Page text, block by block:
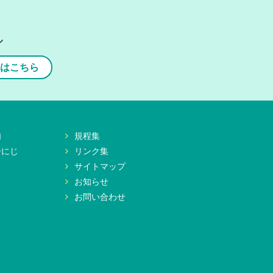
こちら
じ
規程集
リンク集
サイトマップ
お知らせ
お問い合わせ